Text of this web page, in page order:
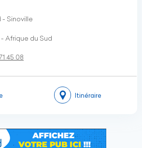
- Sinoville
Afrique du Sud
45 08
Itinéraire